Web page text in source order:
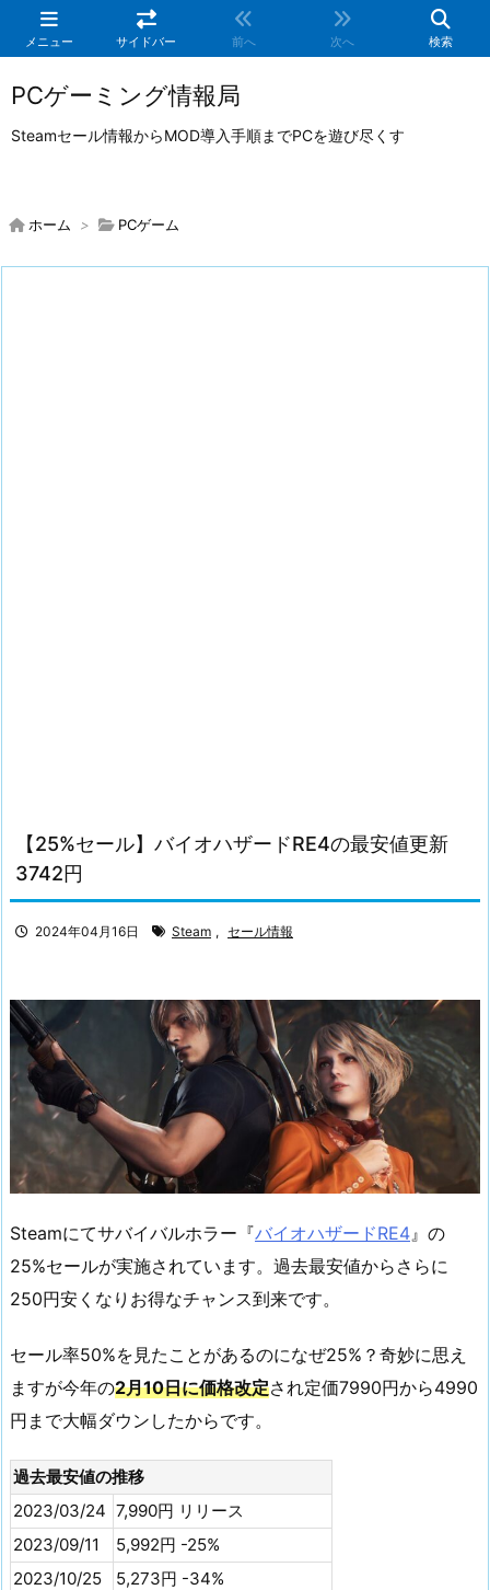
メニュー サイドバー 前へ 次へ 検索
PCゲーミング情報局
Steamセール情報からMOD導入手順までPCを遊び尽くす
ホーム > PCゲーム
【25%セール】バイオハザードRE4の最安値更新
3742円
2024年04月16日 Steam , セール情報
Steamにてサバイバルホラー『バイオハザードRE4 』の
25%セールが実施されています。過去最安値からさらに
250円安くなりお得なチャンス到来です。
セール率50%を見たことがあるのになぜ25%？奇妙に思え
ますが今年の2月10日に価格改定され定価7990円から4990
円まで大幅ダウンしたからです。
過去最安値の推移
2023/03/24 7,990円 リリース
2023/09/11
5,992円 -25%
2023/10/25
5,273円 -34%